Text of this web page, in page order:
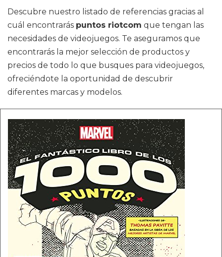
Descubre nuestro listado de referencias gracias al
cuál encontrarás puntos riotcom que tengan las
necesidades de videojuegos. Te aseguramos que
encontrarás la mejor selección de productos y
precios de todo lo que busques para videojuegos,
ofreciéndote la oportunidad de descubrir
diferentes marcas y modelos.